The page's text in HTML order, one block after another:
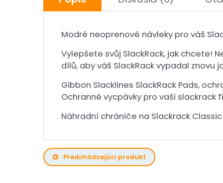
Modré neoprenové návleky pro váš
Vylepšete svůj SlackRack, jak chcete!
dílů, aby váš SlackRack vypadal znovu
Gibbon Slacklines SlackRack Pads,
Ochranné vycpávky pro vaši slackrack
Náhradní chrániče na Slackrack
Predchádzajúci produkt